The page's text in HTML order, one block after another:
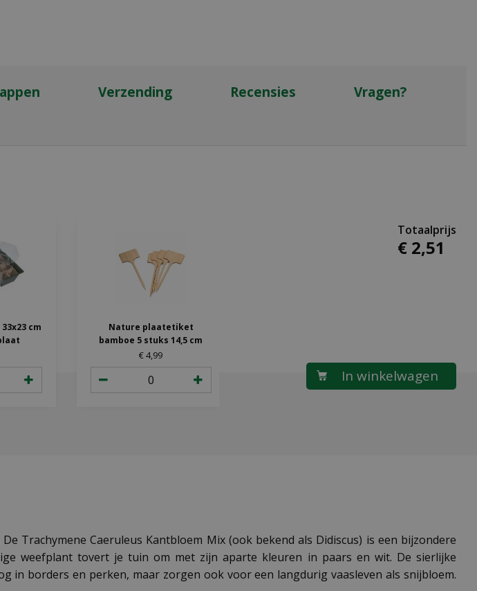
Verzending Recensies Vragen?
cm
Nature plaatetiket
bamboe 5 stuks 14,5 cm
€4,99
€ 2,51
Trachymene Caeruleus Kantbloem Mix (ook bekend als Didiscus) is een bijzondere
weefplant tovert je tuin om met zijn aparte kleuren in paars en wit. De sierlijke
in borders en perken, maar zorgen ook voor een langdurig vaasleven als snijbloem.